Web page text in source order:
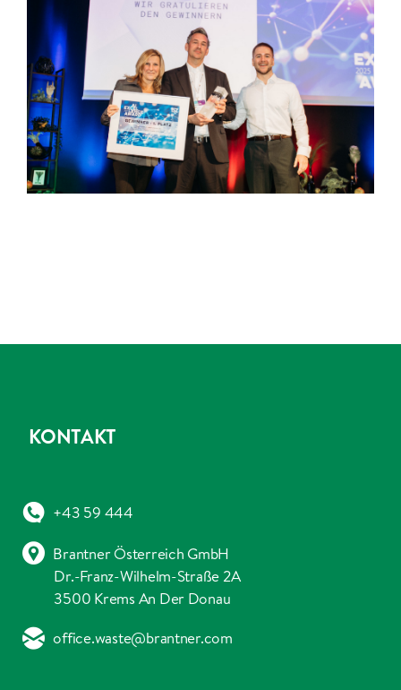
KONTAKT
+43 59 444
Brantner Österreich GmbH
Dr.-Franz-Wilhelm-Straße 2A
3500 Krems An Der Donau
office.waste@brantner.com